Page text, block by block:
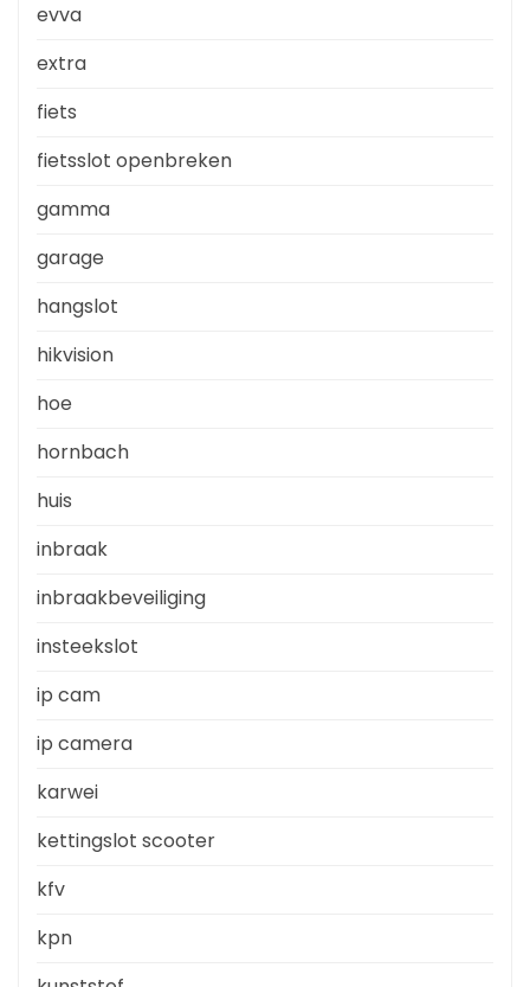
evva
extra
fiets
fietsslot openbreken
gamma
garage
hangslot
hikvision
hoe
hornbach
huis
inbraak
inbraakbeveiliging
insteekslot
ip cam
ip camera
karwei
kettingslot scooter
kfv
kpn